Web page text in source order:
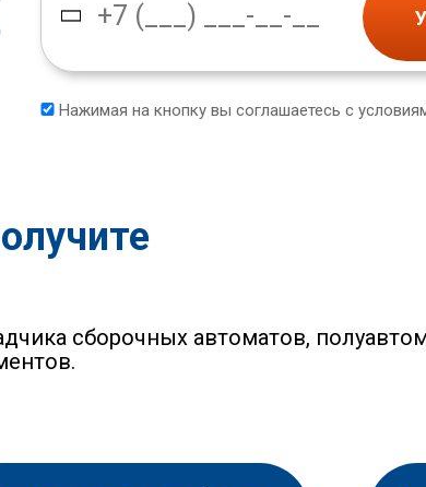
Нажимая на кнопку вы соглашаетесь с
сборочных автоматов,